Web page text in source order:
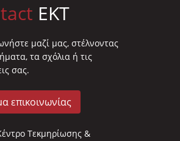
EKT
μαζί μας, στέλνοντας
τα σχόλια ή τις
σας.
επικοινωνίας
Τεκμηρίωσης &